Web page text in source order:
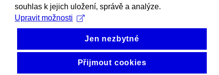
souhlas k jejich uložení, správě a analýze.
Upravit možnosti
Jen nezbytné
Přijmout cookies